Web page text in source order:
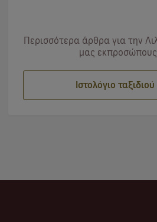
Περισσότερα άρθρα για την
μας εκπροσώπους
Ιστολόγιο